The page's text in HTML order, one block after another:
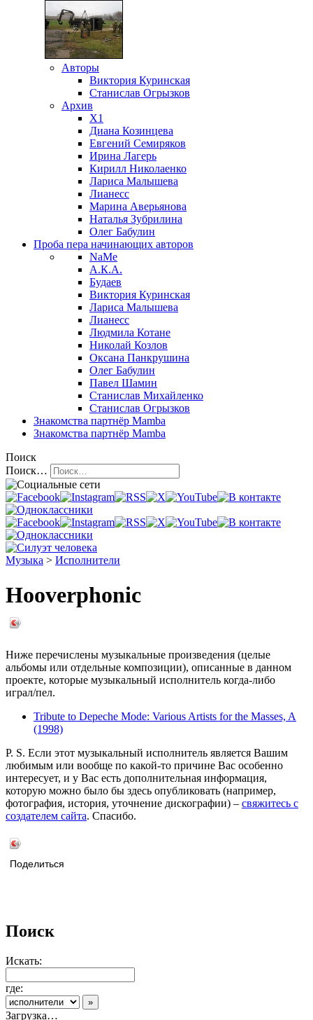
Авторы
Виктория Куринская
Станислав Огрызков
Архив
X1
Диана Козинцева
Евгений Семиряков
Ирина Лагерь
Кирилл Николаенко
Лариса Малышева
Лианесс
Марина Аверьянова
Наталья Зубрилина
Олег Бабулин
Проба пера начинающих авторов
NaMe
А.К.А.
Будаев
Виктория Куринская
Лариса Малышева
Лианесс
Людмила Котане
Николай Козлов
Оксана Панкрушина
Олег Бабулин
Павел Шамин
Станислав Михайленко
Станислав Огрызков
Знакомства партнёр Mamba
Знакомства партнёр Mamba
Поиск
Поиск…
Музыка > Исполнители
Hooverphonic
Ниже перечислены музыкальные произведения (целые
альбомы или отдельные композиции), описанные в данном
проекте, которые музыкальный исполнитель когда-либо
играл/пел.
Tribute to Depeche Mode: Various Artists for the Masses, A
(1998)
P. S. Если этот музыкальный исполнитель является Вашим
любимым или вообще по какой-то причине Вас особенно
интересует, и у Вас есть дополнительная информация,
которую можно было бы здесь опубликовать (например,
фотография, история, уточнение дискографии) – свяжитесь с
создателем сайта. Спасибо.
Поделиться
Поиск
Искать:
где:
Загрузка…